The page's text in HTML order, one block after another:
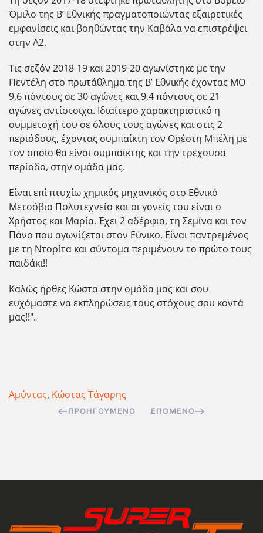
Όμιλο της Β’ Εθνικής πραγματοποιώντας εξαιρετικές
εμφανίσεις και βοηθώντας την Καβάλα να επιστρέψει
στην Α2.
Τις σεζόν 2018-19 και 2019-20 αγωνίστηκε με την
Πεντέλη στο πρωτάθλημα της Β’ Εθνικής έχοντας ΜΟ
9,6 πόντους σε 30 αγώνες και 9,4 πόντους σε 21
αγώνες αντίστοιχα. Ιδιαίτερο χαρακτηριστικό η
συμμετοχή του σε όλους τους αγώνες και στις 2
περιόδους, έχοντας συμπαίκτη τον Ορέστη Μπέλη με
τον οποίο θα είναι συμπαίκτης και την τρέχουσα
περίοδο, στην ομάδα μας.
Είναι επί πτυχίω χημικός μηχανικός στο Εθνικό
Μετσόβιο Πολυτεχνείο και οι γονείς του είναι ο
Χρήστος και Μαρία. Έχει 2 αδέρφια, τη Σεμίνα και τον
Πάνο που αγωνίζεται στον Εύνικο. Είναι παντρεμένος
με τη Ντορίτα και σύντομα περιμένουν το πρώτο τους
παιδάκι!!
Καλώς ήρθες Κώστα στην ομάδα μας και σου
ευχόμαστε να εκπληρώσεις τους στόχους σου κοντά
μας!!".
Αμύντας, Κώστας Τάγαρης
ΠΡΟΗΓΟΎΜΕΝΟ ΕΠΌΜΕΝΟ